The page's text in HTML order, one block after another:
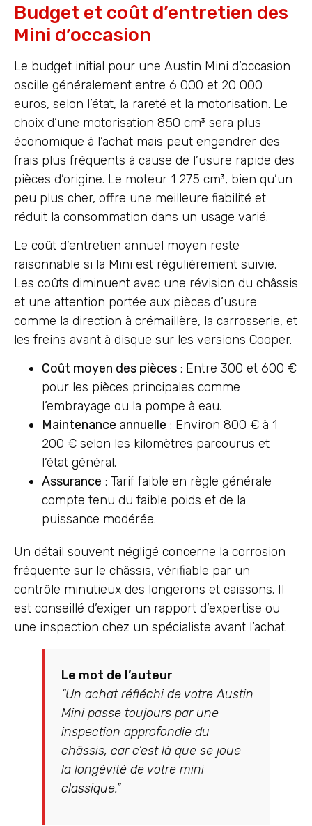
Budget et coût d’entretien des
Mini d’occasion
Le budget initial pour une Austin Mini d’occasion
oscille généralement entre 6 000 et 20 000
euros, selon l’état, la rareté et la motorisation. Le
choix d’une motorisation 850 cm³ sera plus
économique à l’achat mais peut engendrer des
frais plus fréquents à cause de l’usure rapide des
pièces d’origine. Le moteur 1 275 cm³, bien qu’un
peu plus cher, offre une meilleure fiabilité et
réduit la consommation dans un usage varié.
Le coût d’entretien annuel moyen reste
raisonnable si la Mini est régulièrement suivie.
Les coûts diminuent avec une révision du châssis
et une attention portée aux pièces d’usure
comme la direction à crémaillère, la carrosserie, et
les freins avant à disque sur les versions Cooper.
Coût moyen des pièces : Entre 300 et 600 €
pour les pièces principales comme
l’embrayage ou la pompe à eau.
Maintenance annuelle : Environ 800 € à 1
200 € selon les kilomètres parcourus et
l’état général.
Assurance : Tarif faible en règle générale
compte tenu du faible poids et de la
puissance modérée.
Un détail souvent négligé concerne la corrosion
fréquente sur le châssis, vérifiable par un
contrôle minutieux des longerons et caissons. Il
est conseillé d’exiger un rapport d’expertise ou
une inspection chez un spécialiste avant l’achat.
Le mot de l’auteur
“Un achat réfléchi de votre Austin
Mini passe toujours par une
inspection approfondie du
châssis, car c’est là que se joue
la longévité de votre mini
classique.”